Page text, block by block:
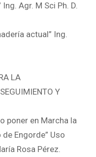
Agr. M Sci Ph. D.
actual” Ing.
LA
Y
poner en Marcha la
Engorde” Uso
Rosa Pérez.